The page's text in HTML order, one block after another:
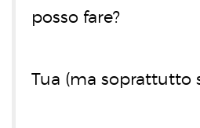
posso fare?
Tua (ma soprattutto